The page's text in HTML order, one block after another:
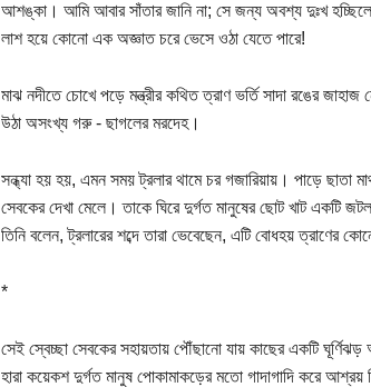
আশঙ্কা। আমি আবার সাঁতার জানি না; সে জন্য অবশ্য দুঃখ
লাশ হয়ে কোনো এক অজ্ঞাত চরে ভেসে ওঠা যেতে পারে!
মাঝ নদীতে চোখে পড়ে মন্ত্রীর কথিত ত্রাণ ভর্তি সাদা রঙের
উঠা অসংখ্য গরু - ছাগলের মরদেহ।
সন্ধ্যা হয় হয়, এমন সময় ট্রলার থামে চর গজারিয়ায়। পাড়ে ছাতা
সেবকের দেখা মেলে। তাকে ঘিরে দুর্গত মানুষের ছোট খাট একটি
তিনি বলেন, ট্রলারের শব্দে তারা ভেবেছেন, এটি বোধহয় ত্রাণের
*
সেই স্বেচ্ছা সেবকের সহায়তায় পৌঁছানো যায় কাছের একটি ঘূর্ণিঝড়
হারা কয়েকশ দুর্গত মানুষ পোকামাকড়ের মতো গাদাগাদি করে